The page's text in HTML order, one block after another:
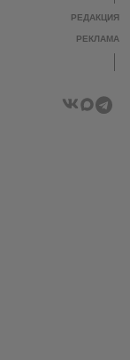
РЕДАКЦИЯ
РЕКЛАМА